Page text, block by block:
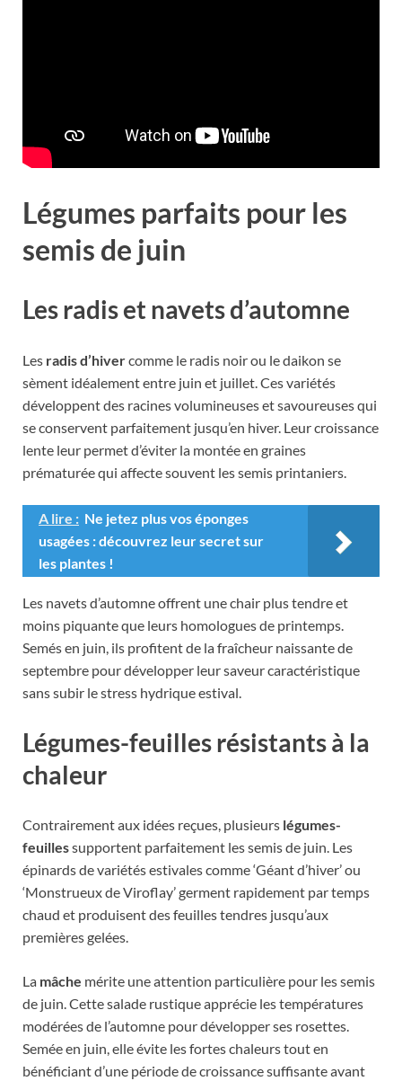
Légumes parfaits pour les
semis de juin
Les radis et navets d’automne
Les radis d’hivercomme le radis noir ou le daikon se
sèment idéalement entre juin et juillet. Ces variétés
développent des racines volumineuses et savoureuses qui
se conservent parfaitement jusqu’en hiver. Leur croissance
lente leur permet d’éviter la montée en graines
prématurée qui affecte souvent les semis printaniers.
A lire : Ne jetez plus vos éponges
usagées : découvrez leur secret sur
les plantes !
Les navets d’automne offrent une chair plus tendre et
moins piquante que leurs homologues de printemps.
Semés en juin, ils profitent de la fraîcheur naissante de
septembre pour développer leur saveur caractéristique
sans subir le stress hydrique estival.
Légumes-feuilles résistants à la
chaleur
Contrairement aux idées reçues, plusieurs légumes-
feuillessupportent parfaitement les semis de juin. Les
épinards de variétés estivales comme ‘Géant d’hiver’ ou
‘Monstrueux de Viroflay’ germent rapidement par temps
chaud et produisent des feuilles tendres jusqu’aux
premières gelées.
La mâche mérite une attention particulière pour les semis
de juin. Cette salade rustique apprécie les températures
modérées de l’automne pour développer ses rosettes.
Semée en juin, elle évite les fortes chaleurs tout en
bénéficiant d’une période de croissance suffisante avant